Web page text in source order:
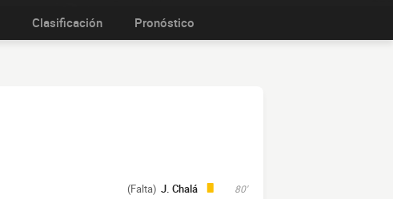
Clasificación Pronóstico
80'
J. Chalá
(Falta)